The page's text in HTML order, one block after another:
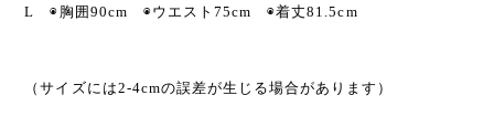
L ◉胸囲90cm ◉ウエスト75cm ◉着丈81.5cm
（サイズには2-4cmの誤差が生じる場合があります）